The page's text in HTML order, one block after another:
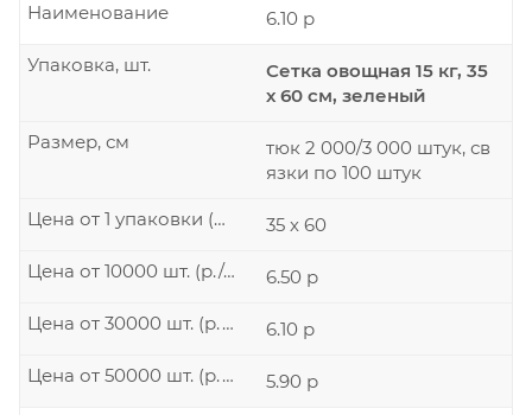
6.10 р
Наименование
Сетка овощная 15 кг, 35
х 60 см, зеленый
Упаковка, шт.
тюк 2 000/3 000 штук, св
язки по 100 штук
Размер, см
35 х 60
Цена от 1 упаковки (р./шт.)
6.50 р
Цена от 10000 шт. (р./шт.)
6.10 р
Цена от 30000 шт. (р./шт.)
5.90 р
Цена от 50000 шт. (р./шт.)